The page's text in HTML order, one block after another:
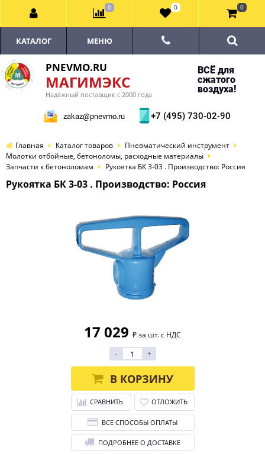
PNEVMO.RU
МАГИМЭКС
Надёжный поставщик с 2000 года
ВСЁ для
сжатого
воздуха!
zakaz@pnevmo.ru +7 (495) 730-02-90
КАТАЛОГ МЕНЮ
Главная Каталог товаров
Пневматический инструмент
Молотки отбойные, бетоноломы, расходные материалы
Запчасти к бетоноломам
Рукоятка БК 3-03 . Производство: Россия
Рукоятка БК 3-03 . Производство: Россия
17 029 ₽ за шт. с НДС
-
+
В КОРЗИНУ
СРАВНИТЬ ОТЛОЖИТЬ
ВСЕ СПОСОБЫ ОПЛАТЫ
ПОДРОБНЕЕ О ДОСТАВКЕ
0 0 0